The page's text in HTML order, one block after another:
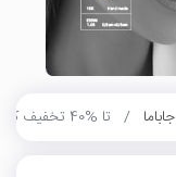
جاباما تا %40 تخفیف کلبه‌های خاص جاباما